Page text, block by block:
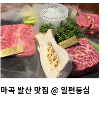
마곡 발산 맛집 @ 일편등심